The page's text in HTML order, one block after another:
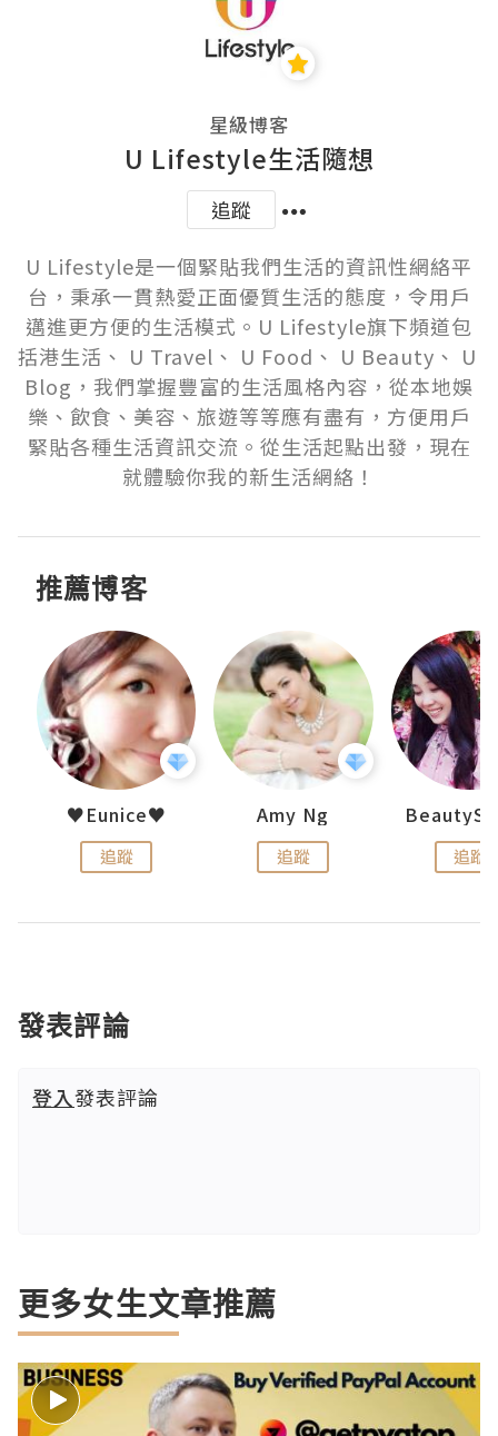
星級博客
U Lifestyle生活隨想
追蹤
U Lifestyle是一個緊貼我們生活的資訊性網絡平
台，秉承一貫熱愛正面優質生活的態度，令用戶
邁進更方便的生活模式。U Lifestyle旗下頻道包
括港生活、 U Travel、 U Food、 U Beauty、 U
Blog，我們掌握豐富的生活風格內容，從本地娛
樂、飲食、美容、旅遊等等應有盡有，方便用戶
緊貼各種生活資訊交流。從生活起點出發，現在
就體驗你我的新生活網絡！
推薦博客
♥Eunice♥
追蹤
Amy Ng
追蹤 追蹤
發表評論
登入發表評論
更多女生文章推薦